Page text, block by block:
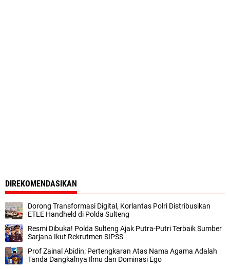
DIREKOMENDASIKAN
Dorong Transformasi Digital, Korlantas Polri Distribusikan
ETLE Handheld di Polda Sulteng
Resmi Dibuka! Polda Sulteng Ajak Putra-Putri Terbaik Sumber
Sarjana Ikut Rekrutmen SIPSS
Prof Zainal Abidin: Pertengkaran Atas Nama Agama Adalah
Tanda Dangkalnya Ilmu dan Dominasi Ego